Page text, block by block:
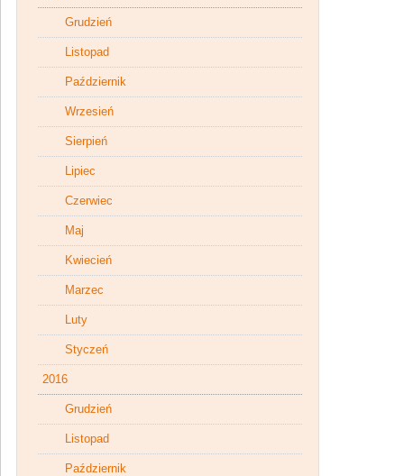
Grudzień
Listopad
Październik
Wrzesień
Sierpień
Lipiec
Czerwiec
Maj
Kwiecień
Marzec
Luty
Styczeń
2016
Grudzień
Listopad
Październik